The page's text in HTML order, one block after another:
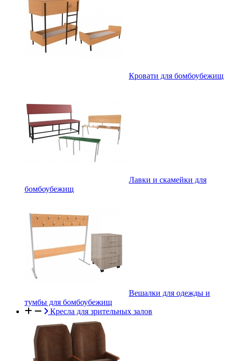
Кровати для бомбоубежищ
Лавки и скамейки для
бомбоубежищ
Вешалки для одежды и
тумбы для бомбоубежищ
Кресла для зрительных залов